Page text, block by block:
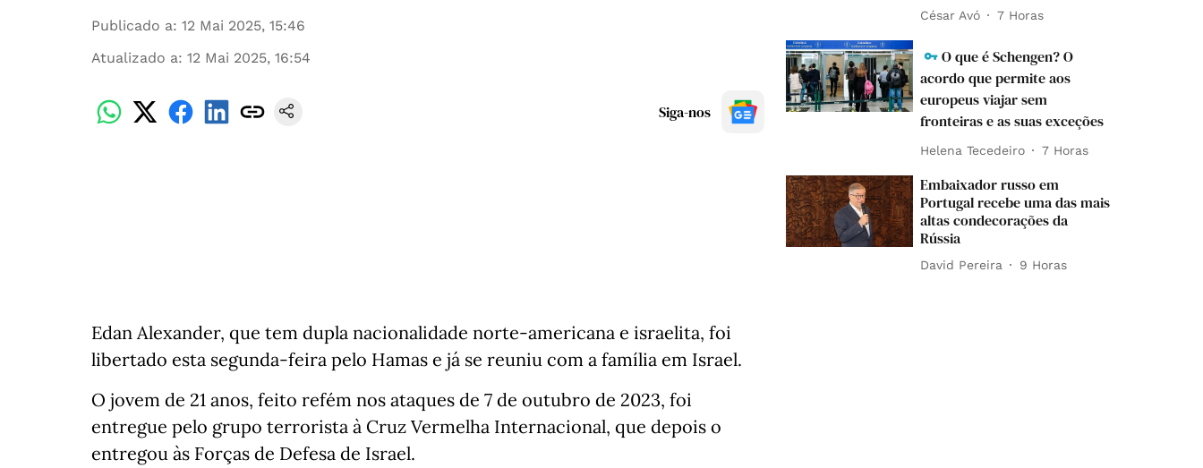
Publicado a: 12 Mai 2025, 15:46
Atualizado a: 12 Mai 2025, 16:54
Siga-nos
Edan Alexander, que tem dupla nacionalidade norte-americana e israelita, foi
libertado esta segunda-feira pelo Hamas e já se reuniu com a família em Israel.
O jovem de 21 anos, feito refém nos ataques de 7 de outubro de 2023, foi
entregue pelo grupo terrorista à Cruz Vermelha Internacional, que depois o
entregou às Forças de Defesa de Israel.
César Avó 7 Horas
O que é Schengen? O
acordo que permite aos
europeus viajar sem
fronteiras e as suas exceções
Helena Tecedeiro 7 Horas
Embaixador russo em
Portugal recebe uma das mais
altas condecorações da
Rússia
David Pereira 9 Horas